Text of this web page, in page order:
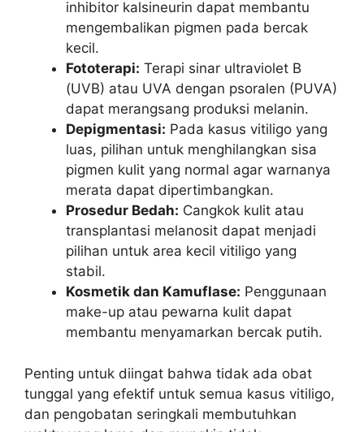
inhibitor kalsineurin dapat membantu
mengembalikan pigmen pada bercak
kecil.
Fototerapi: Terapi sinar ultraviolet B
(UVB) atau UVA dengan psoralen (PUVA)
dapat merangsang produksi melanin.
Depigmentasi: Pada kasus vitiligo yang
luas, pilihan untuk menghilangkan sisa
pigmen kulit yang normal agar warnanya
merata dapat dipertimbangkan.
Prosedur Bedah: Cangkok kulit atau
transplantasi melanosit dapat menjadi
pilihan untuk area kecil vitiligo yang
stabil.
Kosmetik dan Kamuflase: Penggunaan
make-up atau pewarna kulit dapat
membantu menyamarkan bercak putih.
Penting untuk diingat bahwa tidak ada obat
tunggal yang efektif untuk semua kasus vitiligo,
dan pengobatan seringkali membutuhkan